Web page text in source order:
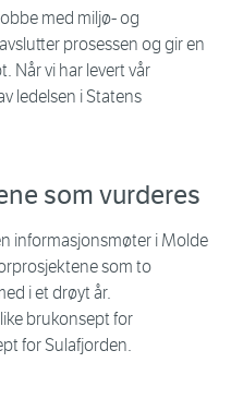
med miljø- og
prosessen og gir en
Når vi har levert vår
ledelsen i Statens
som vurderes
informasjonsmøter i Molde
som to
i et drøyt år.
brukonsept for
for Sulafjorden.